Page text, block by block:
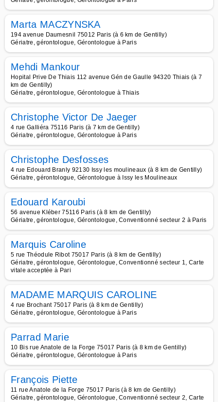
Marta MACZYNSKA
194 avenue Daumesnil 75012 Paris (à 6 km de Gentilly)
Gériatre, gérontologue, Gérontologue à Paris
Mehdi Mankour
Hopital Prive De Thiais 112 avenue Gén de Gaulle 94320 Thiais (à 7
km de Gentilly)
Gériatre, gérontologue, Gérontologue à Thiais
Christophe Victor De Jaeger
4 rue Galliéra 75116 Paris (à 7 km de Gentilly)
Gériatre, gérontologue, Gérontologue à Paris
Christophe Desfosses
4 rue Edouard Branly 92130 Issy les moulineaux (à 8 km de Gentilly)
Gériatre, gérontologue, Gérontologue à Issy les Moulineaux
Edouard Karoubi
56 avenue Kléber 75116 Paris (à 8 km de Gentilly)
Gériatre, gérontologue, Gérontologue, Conventionné secteur 2 à Paris
Marquis Caroline
5 rue Théodule Ribot 75017 Paris (à 8 km de Gentilly)
Gériatre, gérontologue, Gérontologue, Conventionné secteur 1, Carte
vitale acceptée à Pari
MADAME MARQUIS CAROLINE
4 rue Brochant 75017 Paris (à 8 km de Gentilly)
Gériatre, gérontologue, Gérontologue à Paris
Parrad Marie
10 Bis rue Anatole de la Forge 75017 Paris (à 8 km de Gentilly)
Gériatre, gérontologue, Gérontologue à Paris
François Piette
11 rue Anatole de la Forge 75017 Paris (à 8 km de Gentilly)
Gériatre, gérontologue, Gérontologue, Conventionné secteur 2, Carte